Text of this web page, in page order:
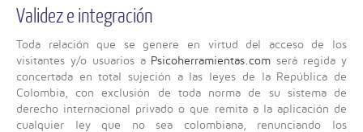
Validez e integración
Toda relación que se genere en virtud del acceso de los
visitantes y/o usuarios a Psicoherramientas.com será regida y
concertada en total sujeción a las leyes de la República de
Colombia, con exclusión de toda norma de su sistema de
derecho internacional privado o que remita a la aplicación de
cualquier ley que no sea colombiana, renunciando los